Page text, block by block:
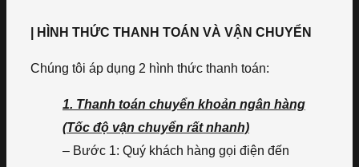
| HÌNH THỨC THANH TOÁN VÀ VẬN CHUYỂN
Chúng tôi áp dụng 2 hình thức thanh toán:
1. Thanh toán chuyển khoản ngân hàng
(Tốc độ vận chuyển rất nhanh)
– Bước 1: Quý khách hàng gọi điện đến